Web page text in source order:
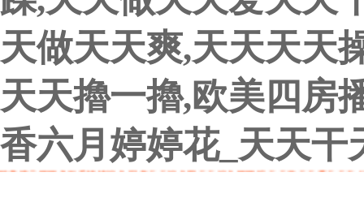
天做天天爽,天天天天
天天擼一擼,欧美四房
香六月婷婷花_天天干
欧美精品狠狠色丁香婷婷综合 国产天天综合网天天综合狠狠躁 天天做天天爱天天